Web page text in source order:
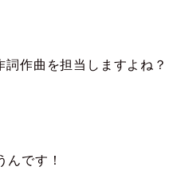
作曲を担当しますよね？
です！